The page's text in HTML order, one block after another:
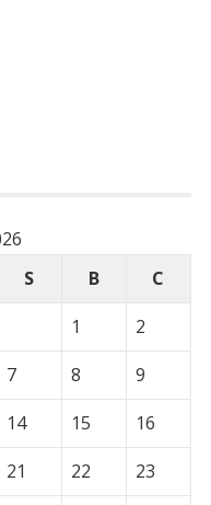
S B
C
1
2
7 8
9
14 15
16
21 22
23